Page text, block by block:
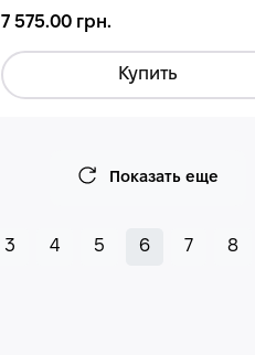
7 575.00 грн.
Купить
Показать еще
3 4 5 6 7 8